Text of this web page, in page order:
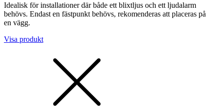
Idealisk för installationer där både ett blixtljus och ett ljudalarm
behövs. Endast en fästpunkt behövs, rekomenderas att placeras på
en vägg.
Visa produkt